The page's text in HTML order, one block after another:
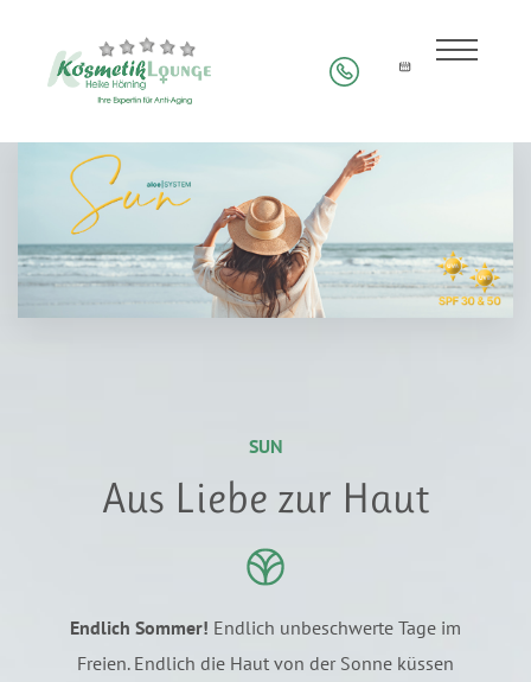
SUN
Aus Liebe zur Haut
Endlich Sommer! Endlich unbeschwerte Tage im
Freien. Endlich die Haut von der Sonne küssen